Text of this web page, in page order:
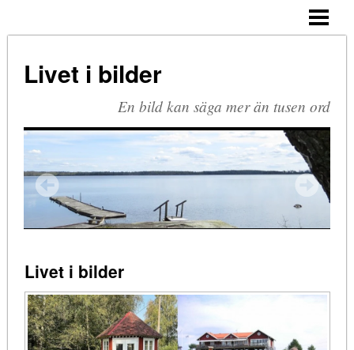
BLOGG
KOMMENTERA
Livet i bilder
En bild kan säga mer än tusen ord
Livet i bilder